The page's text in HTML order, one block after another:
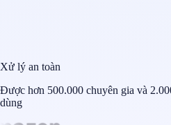
Xử lý an toàn
Được hơn 500.000 chuyên gia và
dùng